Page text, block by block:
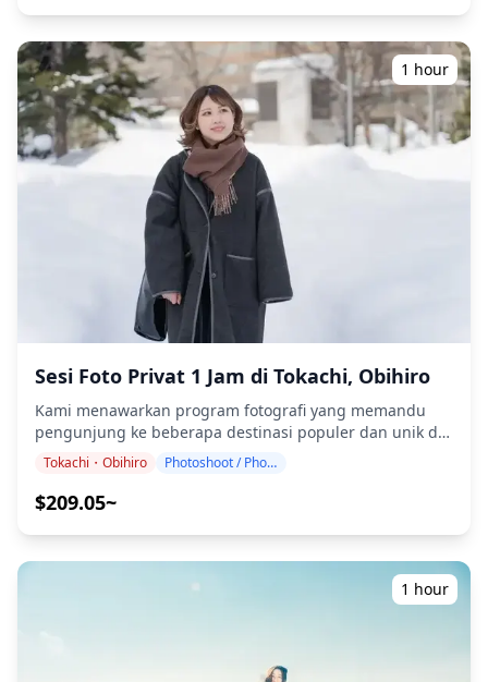
d80239dd2bbb.jpg)
Ryusei, dan dedaunan musim gugur paling awal di
Jepang melalui akses ropeway. Sesi fotografi tersedia di
mana saja di Sounkyo Onsen dan dapat dipesan hingga
3 hari sebelumnya. Kami akan mengatur fotografer
berbahasa Inggris/Jepang. File asli berisi 100+ foto akan
dikirimkan dalam waktu seminggu, dan Anda dapat
memilih 10 foto favorit Anda untuk dikirimkan ulang.
Koreksi dilakukan untuk membangkitkan suasana alpine
yang dramatis, dan jika diinginkan, penyesuaian dapat
dilakukan pada suasana dan warna. Biarkan kami
mengabadikan momen spesial Anda di Sounkyo Onsen
melalui layanan fotografi kami! ◆ Informasi penting: ・
Jika Anda terlambat tiba untuk waktu pertemuan yang
dijadwalkan, durasi pemotretan dan jumlah foto yang
dikirimkan dapat dikurangi. ・Jika hujan diperkirakan
akan turun di lokasi pemotretan 3 hari sebelum tanggal
yang dijadwalkan atau jika tiba-tiba hujan pada hari
pemotretan, tiga opsi tersedia: (1) menjadwalkan ulang
tanggal dan waktu, (2) mengubah lokasi, atau (3)
membatalkan pemotretan. ![]
(https://assets.hldycdn.com/b925a59a-322a-446b-bc34-
1 hour
Sesi Foto Privat 1 Jam di Tokachi, Obihiro
Kami menawarkan program fotografi yang memandu
pengunjung ke beberapa destinasi populer dan unik di
Tokachi dan Obihiro. Dipandu oleh fotografer
jadwal perjalanan Anda, menangkap komposisi alami
bagikan lokasi pilihan Anda dengan kami!) Temukan
lanskap pertanian yang luas dan langit luas di wilayah
Tokachi. Dari pemandangan yang luas di Naitai
Highland Farm dan taman bunga yang berwarna-warni
Tokachi・Obihiro Photoshoot / Photo tour
$209.05~
1 hour